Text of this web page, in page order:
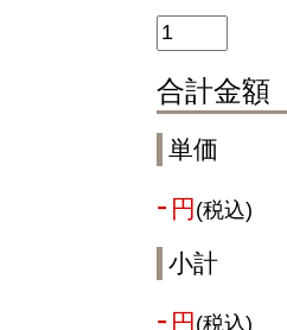
合計金額
単価
- 円(税込)
小計
- 円(税込)